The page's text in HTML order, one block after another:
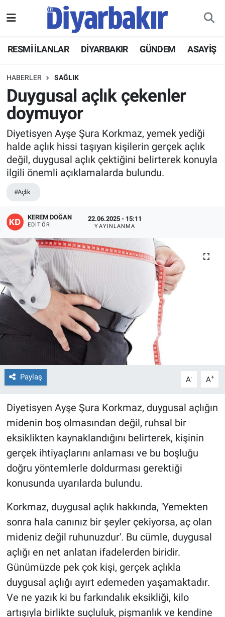
RESMİ İLANLAR DİYARBAKIR GÜNDEM ASAYİŞ
HABERLER SAĞLIK
Duygusal açlık çekenler
doymuyor
Diyetisyen Ayşe Şura Korkmaz, yemek yediği
halde açlık hissi taşıyan kişilerin gerçek açlık
değil, duygusal açlık çektiğini belirterek konuyla
ilgili önemli açıklamalarda bulundu.
#Açlık
KEREM DOĞAN
EDITÖR
22.06.2025 - 15:11
YAYINLANMA
Paylaş A- A+
Diyetisyen Ayşe Şura Korkmaz, duygusal açlığın
midenin boş olmasından değil, ruhsal bir
eksiklikten kaynaklandığını belirterek, kişinin
gerçek ihtiyaçlarını anlaması ve bu boşluğu
doğru yöntemlerle doldurması gerektiği
konusunda uyarılarda bulundu.
Korkmaz, duygusal açlık hakkında, 'Yemekten
sonra hala canınız bir şeyler çekiyorsa, aç olan
mideniz değil ruhunuzdur'. Bu cümle, duygusal
açlığı en net anlatan ifadelerden biridir.
Günümüzde pek çok kişi, gerçek açlıkla
duygusal açlığı ayırt edemeden yaşamaktadır.
Ve ne yazık ki bu farkındalık eksikliği, kilo
artışıyla birlikte suçluluk, pişmanlık ve kendine
ASAYİŞ
DİYARBAKIR
EKONOMİ
GÜNDEM
BÖLGE
DÜNYA
KÜLTÜR SANAT
EĞİTİM
ÖZEL HABER
POLİTİKA
SAĞLIK
TEKNOLOJİ
Hava Durumu
Namaz Vakitleri
Trafik Durumu
Süper Lig Puan Durumu ve Fikstür
Tüm Manşetler
Son Dakika Haberleri
Haber Arşivi